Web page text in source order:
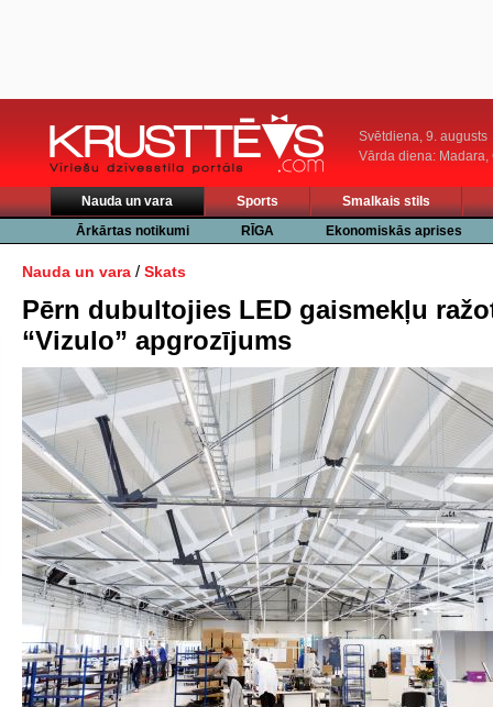
Svētdiena, 9. augusts
Vārda diena: Madara,
Nauda un vara Sports
Smalkais stils
Ārkārtas notikumi
RĪGA Ekonomiskās aprises
Nauda un vara / Skats
Pērn dubultojies LED gaismekļu
“Vizulo” apgrozījums